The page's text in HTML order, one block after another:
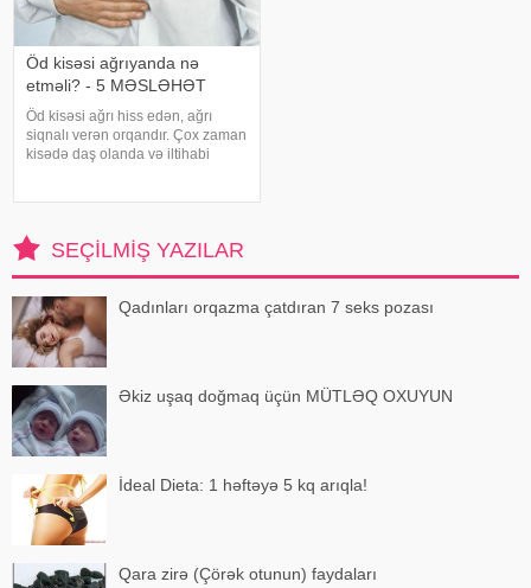
Öd kisəsi ağrıyanda nə
etməli? - 5 MƏSLƏHƏT
Öd kisəsi ağrı hiss edən, ağrı
siqnalı verən orqandır. Çox zaman
kisədə daş olanda və iltihabi
SEÇILMIŞ YAZILAR
Qadınları orqazma çatdıran 7 seks pozası
Əkiz uşaq doğmaq üçün MÜTLƏQ OXUYUN
İdeal Dieta: 1 həftəyə 5 kq arıqla!
Qara zirə (Çörək otunun) faydaları